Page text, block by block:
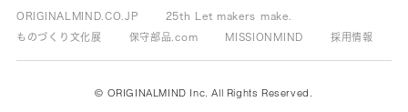
ORIGINALMIND.CO.JP
25th Let makers make.
ものづくり文化展
保守部品.com MISSIONMIND 採用情報
© ORIGINALMIND Inc. All Rights Reserved.